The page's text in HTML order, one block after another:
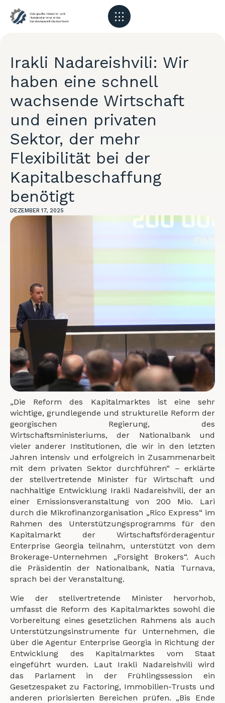
Irakli Nadareishvili: Wir
haben eine schnell
wachsende Wirtschaft
und einen privaten
Sektor, der mehr
Flexibilität bei der
Kapitalbeschaffung
benötigt
DEZEMBER 17, 2025
„Die Reform des Kapitalmarktes ist eine sehr
wichtige, grundlegende und strukturelle Reform der
georgischen Regierung, des
Wirtschaftsministeriums, der Nationalbank und
vieler anderer Institutionen, die wir in den letzten
Jahren intensiv und erfolgreich in Zusammenarbeit
mit dem privaten Sektor durchführen“ – erklärte
der stellvertretende Minister für Wirtschaft und
nachhaltige Entwicklung Irakli Nadareishvili, der an
einer Emissionsveranstaltung von 200 Mio. Lari
durch die Mikrofinanzorganisation „Rico Express“ im
Rahmen des Unterstützungsprogramms für den
Kapitalmarkt der Wirtschaftsförderagentur
Enterprise Georgia teilnahm, unterstützt von dem
Brokerage-Unternehmen „Forsight Brokers“. Auch
die Präsidentin der Nationalbank, Natia Turnava,
sprach bei der Veranstaltung.
Wie der stellvertretende Minister hervorhob,
umfasst die Reform des Kapitalmarktes sowohl die
Vorbereitung eines gesetzlichen Rahmens als auch
Unterstützungsinstrumente für Unternehmen, die
über die Agentur Enterprise Georgia in Richtung der
Entwicklung des Kapitalmarktes vom Staat
eingeführt wurden. Laut Irakli Nadareishvili wird
das Parlament in der Frühlingssession ein
Gesetzespaket zu Factoring, Immobilien-Trusts und
anderen priorisierten Bereichen prüfen. „Bis Ende